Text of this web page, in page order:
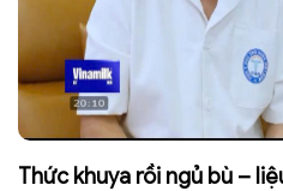
Thức khuya rồi ngủ bù –